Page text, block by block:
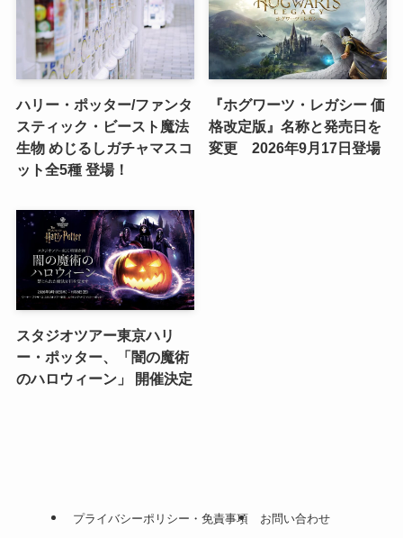
ハリー・ポッター/ファンタ
スティック・ビースト魔法
生物 めじるしガチャマスコ
ット全5種 登場！
『ホグワーツ・レガシー 価
格改定版』名称と発売日を
変更 2026年9月17日登場
スタジオツアー東京ハリ
ー・ポッター、「闇の魔術
のハロウィーン」 開催決定
プライバシーポリシー・免責事項 お問い合わせ